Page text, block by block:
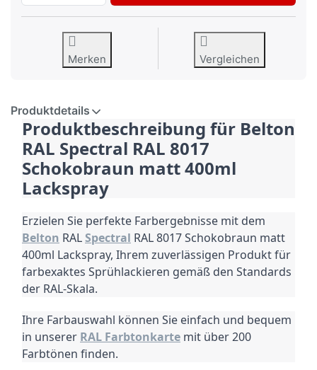
Merken Vergleichen
Produktdetails
Produktbeschreibung für Belton
RAL Spectral RAL 8017
Schokobraun matt 400ml
Lackspray
Erzielen Sie perfekte Farbergebnisse mit dem
Belton RALSpectral RAL 8017 Schokobraun matt
400ml Lackspray, Ihrem zuverlässigen Produkt für
farbexaktes Sprühlackieren gemäß den Standards
der RAL-Skala.
Ihre Farbauswahl können Sie einfach und bequem
in unserer RAL Farbtonkarte mit über 200
Farbtönen finden.